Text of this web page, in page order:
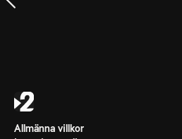
Allmänna villkor